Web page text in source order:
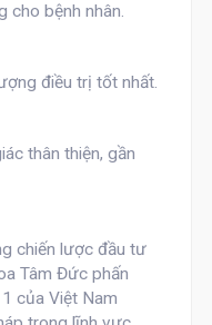
cho bệnh nhân.
điều trị tốt nhất.
thân thiện, gần
chiến lược đầu tư
Tâm Đức phấn
của Việt Nam